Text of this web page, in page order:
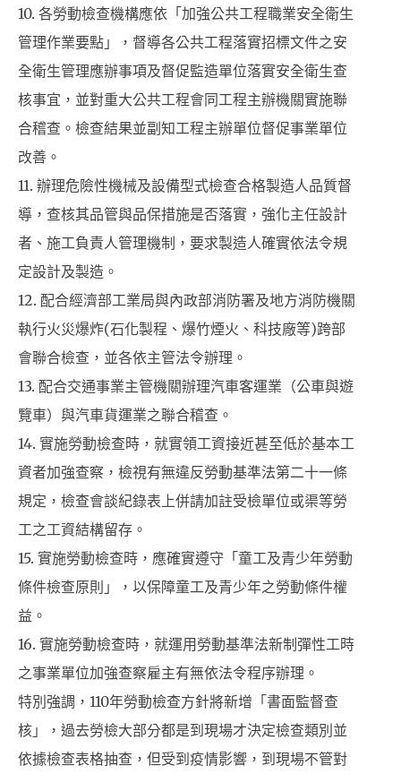
10. 各勞動檢查機構應依「加強公共工程職業安全衛生
管理作業要點」，督導各公共工程落實招標文件之安
全衛生管理應辦事項及督促監造單位落實安全衛生查
核事宜，並對重大公共工程會同工程主辦機關實施聯
合稽查。檢查結果並副知工程主辦單位督促事業單位
改善。
11. 辦理危險性機械及設備型式檢查合格製造人品質督
導，查核其品管與品保措施是否落實，強化主任設計
者、施工負責人管理機制，要求製造人確實依法令規
定設計及製造。
12. 配合經濟部工業局與內政部消防署及地方消防機關
執行火災爆炸(石化製程、爆竹煙火、科技廠等)跨部
會聯合檢查，並各依主管法令辦理。
13. 配合交通事業主管機關辦理汽車客運業（公車與遊
覽車）與汽車貨運業之聯合稽查。
14. 實施勞動檢查時，就實領工資接近甚至低於基本工
資者加強查察，檢視有無違反勞動基準法第二十一條
規定，檢查會談紀錄表上併請加註受檢單位或渠等勞
工之工資結構留存。
15. 實施勞動檢查時，應確實遵守「童工及青少年勞動
條件檢查原則」，以保障童工及青少年之勞動條件權
益。
16. 實施勞動檢查時，就運用勞動基準法新制彈性工時
之事業單位加強查察雇主有無依法令程序辦理。
特別強調，110年勞動檢查方針將新增「書面監督查
核」，過去勞檢大部分都是到現場才決定檢查類別並
依據檢查表格抽查，但受到疫情影響，到現場不管對